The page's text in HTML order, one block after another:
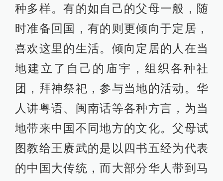
种多样。有的如自己的父母一般，随
时准备回国，有的则更倾向于定居，
喜欢这里的生活。倾向定居的人在当
地建立了自己的庙宇，组织各种社
团，拜神祭祀，参与当地的活动。华
人讲粤语、闽南话等各种方言，为当
地带来中国不同地方的文化。父母试
图教给王赓武的是以四书五经为代表
的中国大传统，而大部分华人带到马